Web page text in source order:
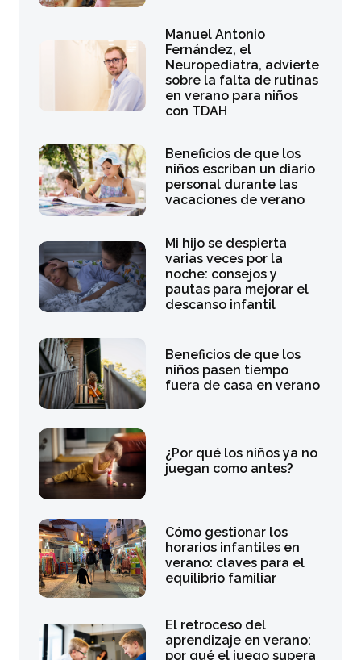
Manuel Antonio
Fernández, el
Neuropediatra, advierte
sobre la falta de rutinas
en verano para niños
con TDAH
Beneficios de que los
niños escriban un diario
personal durante las
vacaciones de verano
Mi hijo se despierta
varias veces por la
noche: consejos y
pautas para mejorar el
descanso infantil
Beneficios de que los
niños pasen tiempo
fuera de casa en verano
¿Por qué los niños ya no
juegan como antes?
Cómo gestionar los
horarios infantiles en
verano: claves para el
equilibrio familiar
El retroceso del
aprendizaje en verano:
por qué el juego supera